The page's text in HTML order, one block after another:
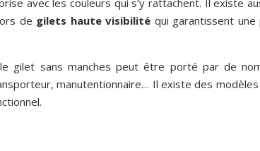
avec les couleurs qui s’y rattachent. Il existe
de gilets haute visibilité qui garantissent
le gilet sans manches peut être porté par de
manutentionnaire… Il existe des